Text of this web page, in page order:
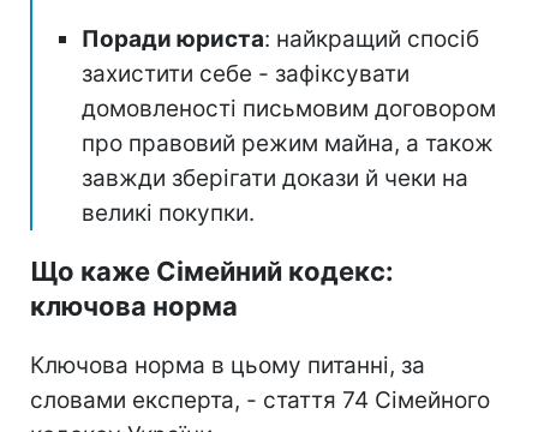
Поради юриста: найкращий спосіб
захистити себе - зафіксувати
домовленості письмовим договором
про правовий режим майна, а також
завжди зберігати докази й чеки на
великі покупки.
Що каже Сімейний кодекс:
ключова норма
Ключова норма в цьому питанні, за
словами експерта, - стаття 74 Сімейного